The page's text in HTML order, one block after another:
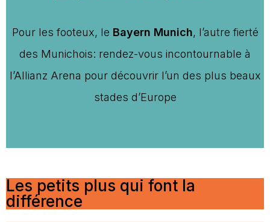
Pour les footeux, le Bayern Munich, l’autre fierté
des Munichois: rendez-vous incontournable à
l’Allianz Arena pour découvrir l’un des plus beaux
stades d’Europe
Les petits plus qui font la
différence